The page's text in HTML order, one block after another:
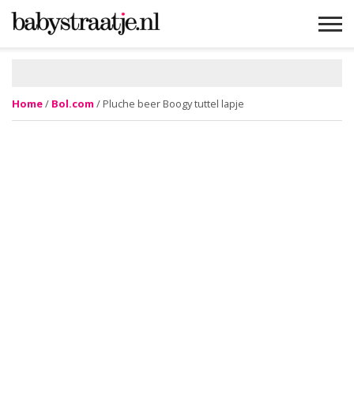
Home/ Bol.com / Pluche beer Boogy tuttel lapje